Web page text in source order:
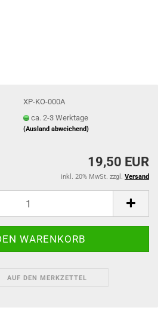
XP-KO-000A
ca. 2-3 Werktage
(Ausland abweichend)
19,50 EUR
inkl. 20% MwSt. zzgl. Versand
AUF DEN MERKZETTEL